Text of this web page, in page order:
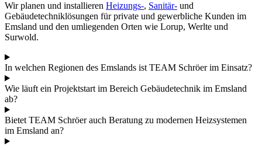
Wir planen und installieren Heizungs-, Sanitär- und
Gebäudetechniklösungen für private und gewerbliche Kunden im
Emsland und den umliegenden Orten wie Lorup, Werlte und
Surwold.
In welchen Regionen des Emslands ist TEAM Schröer im Einsatz?
Wie läuft ein Projektstart im Bereich Gebäudetechnik im Emsland
ab?
Bietet TEAM Schröer auch Beratung zu modernen Heizsystemen
im Emsland an?